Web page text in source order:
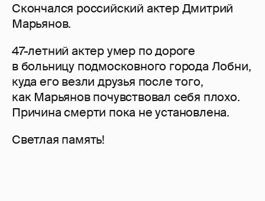
Скончался российский актер Дмитрий
Марьянов.
47-летний актер умер по дороге
в больницу подмосковного города Лобни,
куда его везли друзья после того,
как Марьянов почувствовал себя плохо.
Причина смерти пока не установлена.
Светлая память!